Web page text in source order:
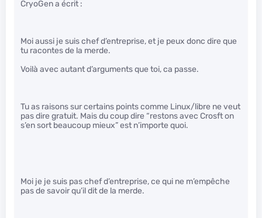
CryoGen a écrit :
Moi aussi je suis chef d’entreprise, et je peux donc dire que
tu racontes de la merde.
Voilà avec autant d’arguments que toi, ca passe.
Tu as raisons sur certains points comme Linux/libre ne veut
pas dire gratuit. Mais du coup dire “restons avec Crosft on
s’en sort beaucoup mieux” est n’importe quoi.
Moi je je suis pas chef d’entreprise, ce qui ne m’empêche
pas de savoir qu’il dit de la merde.